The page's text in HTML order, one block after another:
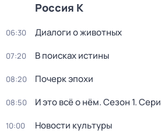
Россия К
06:30 Диалоги о животных
07:20 В поисках истины
08:20 Почерк эпохи
08:50 И это всё о нём. Сезон 1.
10:00 Новости культуры